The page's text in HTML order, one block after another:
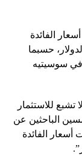
الفائدة
حسبما
سوسيتيه
تشبع للاستثمار
الباحثين عن
أسعار الفائدة